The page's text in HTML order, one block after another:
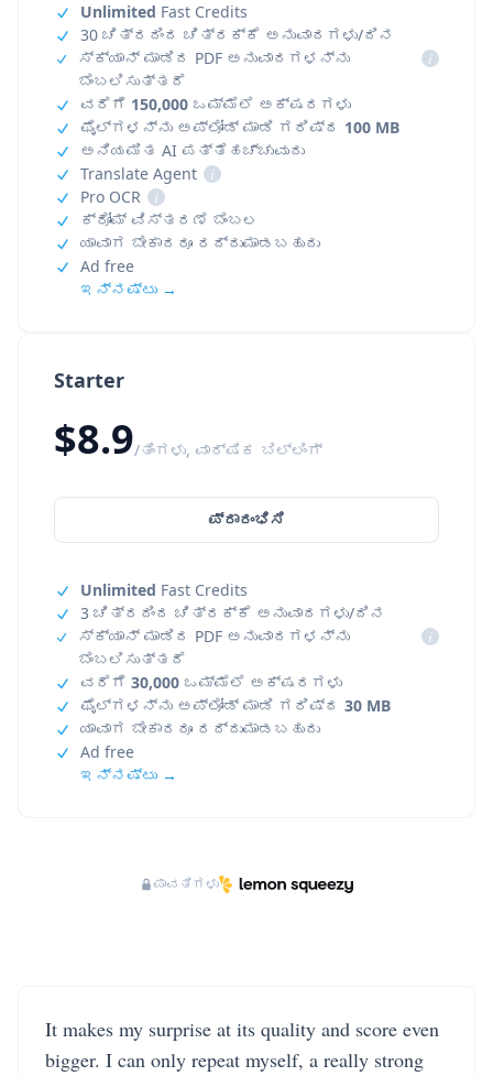
Starter
$8.9/ತಿಂಗಳು, ವಾರ್ಷಿಕ ಬಿಲ್ಲಿಂಗ್
ಪ್ರಾರಂಭಿಸಿ
Unlimited Fast Credits
3 ಚಿತ್ರದಿಂದ ಚಿತ್ರಕ್ಕೆ ಅನುವಾದಗಳು/ದಿನ
ಸ್ಕ್ಯಾನ್ ಮಾಡಿದ PDF ಅನುವಾದಗಳನ್ನು
ಬೆಂಬಲಿಸುತ್ತದೆ
i
ವರೆಗೆ 30,000 ಒಮ್ಮೆಲೆ ಅಕ್ಷರಗಳು
ಫೈಲ್‌ಗಳನ್ನು ಅಪ್‌ಲೋಡ್ ಮಾಡಿ ಗರಿಷ್ಠ 30 MB
ಯಾವಾಗ ಬೇಕಾದರೂ ರದ್ದುಮಾಡಬಹುದು
Ad free
ಇನ್ನಷ್ಟು →
Unlimited Fast Credits
30 ಚಿತ್ರದಿಂದ ಚಿತ್ರಕ್ಕೆ ಅನುವಾದಗಳು/ದಿನ
ಸ್ಕ್ಯಾನ್ ಮಾಡಿದ PDF ಅನುವಾದಗಳನ್ನು
ಬೆಂಬಲಿಸುತ್ತದೆ
i
ವರೆಗೆ 150,000 ಒಮ್ಮೆಲೆ ಅಕ್ಷರಗಳು
ಫೈಲ್‌ಗಳನ್ನು ಅಪ್‌ಲೋಡ್ ಮಾಡಿ ಗರಿಷ್ಠ 100 MB
ಅನಿಯಮಿತ AI ಪತ್ತೆಹಚ್ಚುವುದು
Translate Agent
i
Pro OCR
i
ಕ್ರೋಮ್ ವಿಸ್ತರಣೆ ಬೆಂಬಲ
ಯಾವಾಗ ಬೇಕಾದರೂ ರದ್ದುಮಾಡಬಹುದು
Ad free
ಇನ್ನಷ್ಟು →
ಪಾವತಿಗಳು
It makes my surprise at its quality and score even
bigger. I can only repeat myself, a really strong